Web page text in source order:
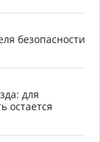
безопасности
для
остается